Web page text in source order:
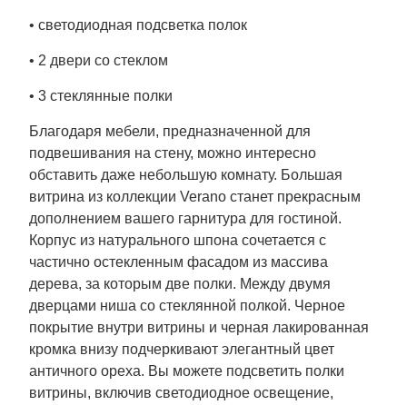
• светодиодная подсветка полок
• 2 двери со стеклом
• 3 стеклянные полки
Благодаря мебели, предназначенной для
подвешивания на стену, можно интересно
обставить даже небольшую комнату. Большая
витрина из коллекции Verano станет прекрасным
дополнением вашего гарнитура для гостиной.
Корпус из натурального шпона сочетается с
частично остекленным фасадом из массива
дерева, за которым две полки. Между двумя
дверцами ниша со стеклянной полкой. Черное
покрытие внутри витрины и черная лакированная
кромка внизу подчеркивают элегантный цвет
античного ореха. Вы можете подсветить полки
витрины, включив светодиодное освещение,